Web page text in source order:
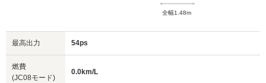
全幅1.48m
最高出力 54ps
燃費
(JC08モード)
0.0km/L